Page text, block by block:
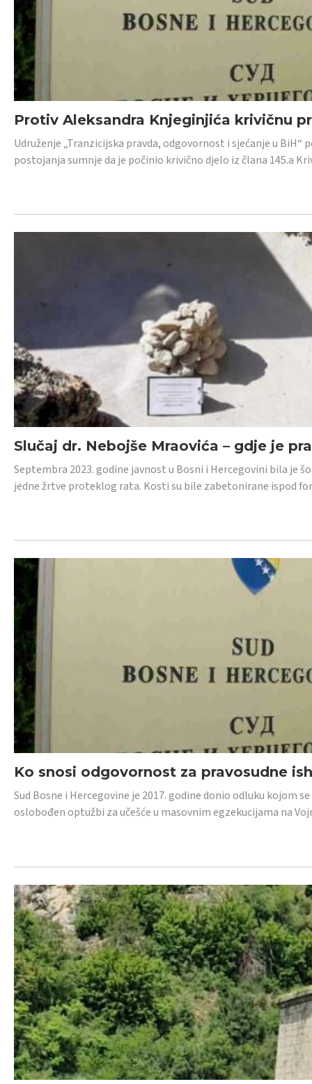
Protiv Aleksandra Knjeginjića krivičnu
Udruženje „Tranzicijska pravda, odgovornost i sjećanje u
postojanja sumnje da je počinio krivično djelo iz člana 145.a
Slučaj dr. Nebojše Mraovića – gdje je
Septembra 2023. godine javnost u Bosni i Hercegovini bila je
jedne žrtve proteklog rata. Kosti su bile zabetonirane ispod
Ko snosi odgovornost za pravosudne
Sud Bosne i Hercegovine je 2017. godine donio odluku kojom
oslobođen optužbi za učešće u masovnim egzekucijama na